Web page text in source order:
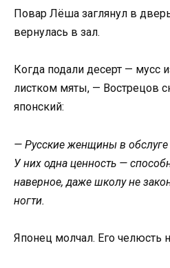
Повар Лёша заглянул в
вернулась в зал.
Когда подали десерт — мусс
листком мяты, — Вострецов
японский:
— Русские женщины в
У них одна ценность —
наверное, даже школу не
ногти.
Японец молчал. Его челюсть